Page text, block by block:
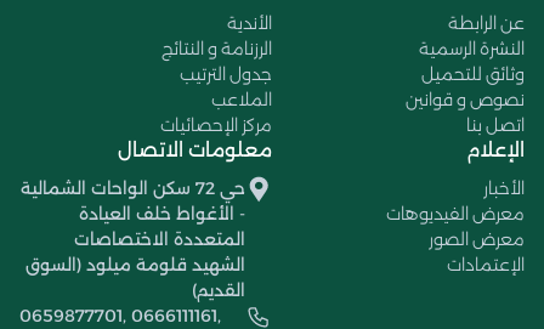
عن الرابطة
النشرة الرسمية
وثائق للتحميل
نصوص و قوانين
اتصل بنا
الأندية
الرزنامة و النتائج
جدول الترتيب
الملاعب
مركز الإحصائيات
الإعلام
الأخبار
معرض الفيديوهات
معرض الصور
الإعتمادات
معلومات الاتصال
حي 72 سكن الواحات الشمالية
- الأغواط خلف العيادة
المتعددة الاختصاصات
الشهيد قلومة ميلود (السوق
القديم)
0659877701, 0666111161,